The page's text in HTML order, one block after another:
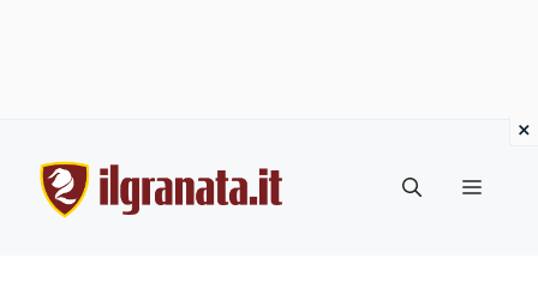
contenuto
Menu